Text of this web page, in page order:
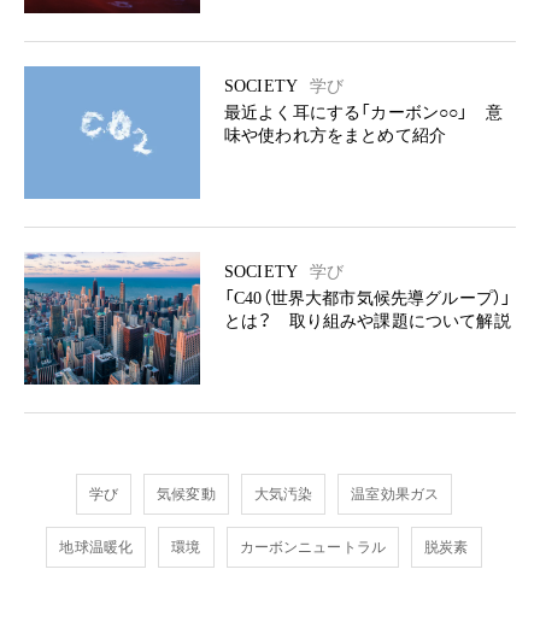
SOCIETY
学び
最近よく耳にする「カーボン○○」 意
味や使われ方をまとめて紹介
SOCIETY
学び
「C40（世界大都市気候先導グループ）」
とは？ 取り組みや課題について解説
学び 気候変動 大気汚染 温室効果ガス
地球温暖化 環境 カーボンニュートラル 脱炭素